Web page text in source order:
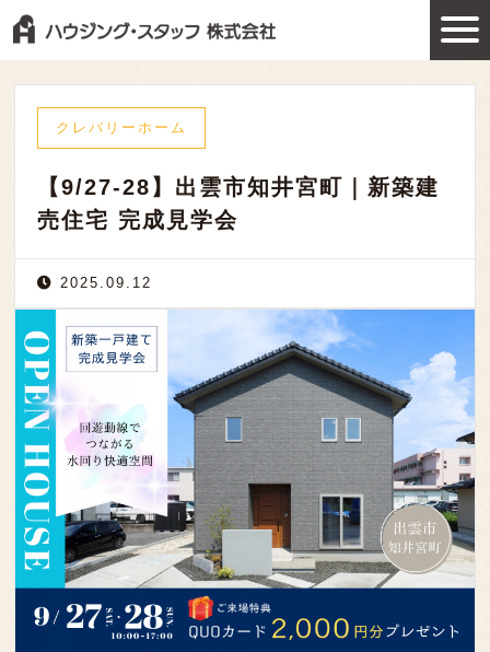
クレバリーホーム
【9/27-28】出雲市知井宮町｜新築建
売住宅 完成見学会
2025.09.12